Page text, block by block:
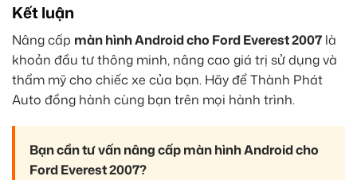
Kết luận
Nâng cấp màn hình Android cho Ford Everest 2007 là
khoản đầu tư thông minh, nâng cao giá trị sử dụng và
thẩm mỹ cho chiếc xe của bạn. Hãy để Thành Phát
Auto đồng hành cùng bạn trên mọi hành trình.
Bạn cần tư vấn nâng cấp màn hình Android cho
Ford Everest 2007?